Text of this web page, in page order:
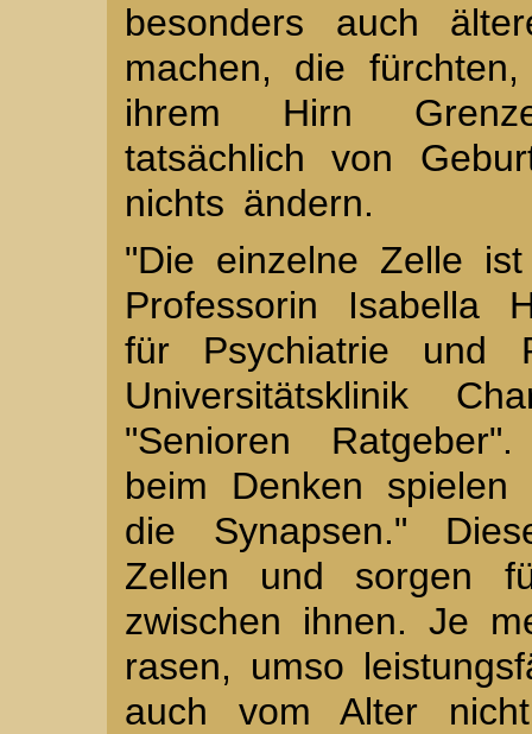
besonders auch
machen, die
ihrem Hirn
tatsächlich von
nichts ändern.
"Die einzelne Zelle
Professorin Isabella
für Psychiatrie und
Universitätsklinik
"Senioren
beim Denken
die Synapsen."
Zellen und sorgen
zwischen ihnen. Je
rasen, umso
auch vom Alter